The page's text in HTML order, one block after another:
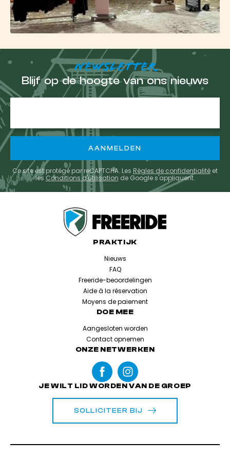
NEWSLETTER
Blijf op de hoogte van ons nieuws
Ce site est protégé par reCAPTCHA. Les Règles de confidentialité et
les Conditions d'utilisation de Google s'appliquent.
PRAKTIJK
Nieuws
FAQ
Freeride-beoordelingen
Aide à la réservation
Moyens de paiement
DOE MEE
Aangesloten worden
Contact opnemen
ONZE NETWERKEN
JE WILT LID WORDEN VAN DE GROEP
SOLLICITEER BIJ